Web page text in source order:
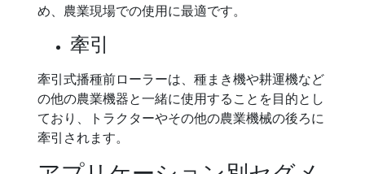
め、農業現場での使用に最適です。
牽引
牽引式播種前ローラーは、種まき機や耕運機など
の他の農業機器と一緒に使用することを目的とし
ており、トラクターやその他の農業機械の後ろに
牽引されます。